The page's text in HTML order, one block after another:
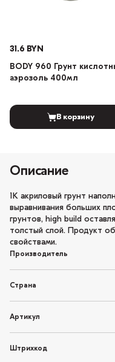
31.6 BYN
BODY 960 Грунт
аэрозоль 400мл
В корзину
Описание
1К акриловый грунт
выравнивания больших
грунтов, high build
толстый слой. Продукт
свойствами.
Производитель
Страна
Артикул
Штрихкод